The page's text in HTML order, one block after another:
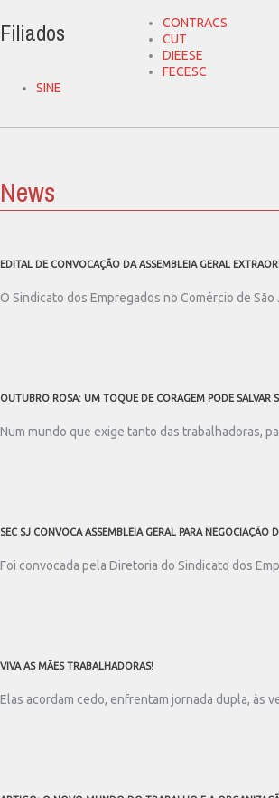
Filiados
CONTRACS
CUT
DIEESE
FECESC
SINE
News
EDITAL DE CONVOCAÇÃO DA ASSEMBLEIA GERAL
O Sindicato dos Empregados no Comércio de
OUTUBRO ROSA: UM TOQUE DE CORAGEM PODE SALVAR
Num mundo que exige tanto das trabalhadoras,
SEC SJ CONVOCA ASSEMBLEIA GERAL PARA
Foi convocada pela Diretoria do Sindicato dos
VIVA AS MÃES TRABALHADORAS!
Elas acordam cedo, enfrentam jornada dupla, às